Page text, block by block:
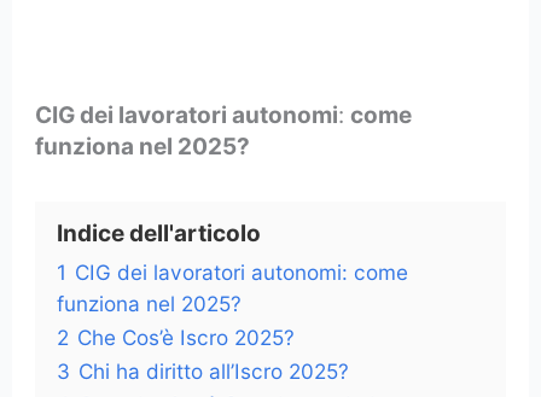
CIG dei lavoratori autonomi:come
funziona nel 2025?
Indice dell'articolo
1 CIG dei lavoratori autonomi: come
funziona nel 2025?
2 Che Cos’è Iscro 2025?
3 Chi ha diritto all’Iscro 2025?